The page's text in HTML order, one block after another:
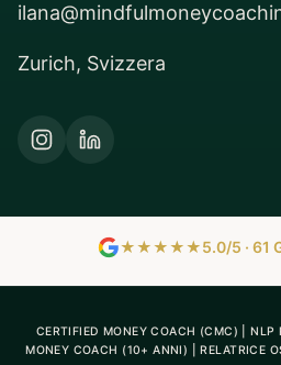
Zurich, Svizzera
★★★★★5.0/5 · 61
CERTIFIED MONEY COACH (CMC) |
MONEY COACH (10+ ANNI) | RELATRICE